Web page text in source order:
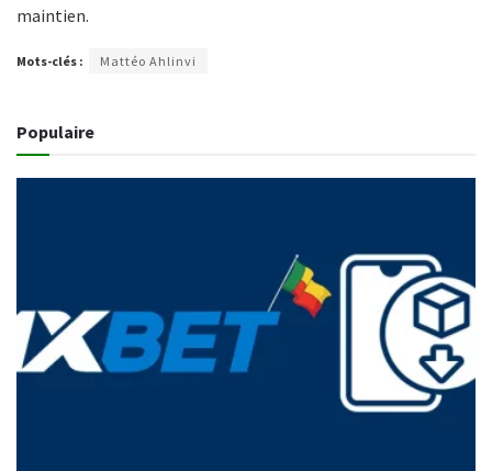
maintien.
Mots-clés : Mattéo Ahlinvi
Populaire